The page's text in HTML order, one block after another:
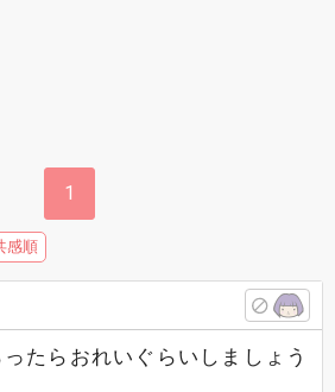
1
感順
たらおれいぐらいしましょう